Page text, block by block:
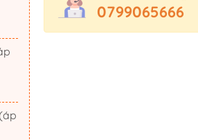
Triển
Xúc
Dục
0799065666